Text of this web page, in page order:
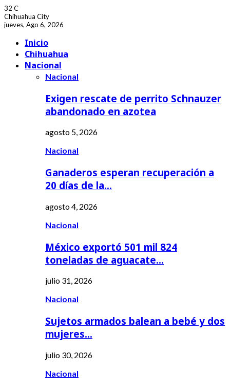
32 C
Chihuahua City
jueves, Ago 6, 2026
Inicio
Chihuahua
Nacional
Nacional
Exigen rescate de perrito Schnauzer
abandonado en azotea
agosto 5, 2026
Nacional
Ganaderos esperan recuperación a
20 días de la…
agosto 4, 2026
Nacional
México exportó 501 mil 824
toneladas de aguacate…
julio 31, 2026
Nacional
Sujetos armados balean a bebé y dos
mujeres…
julio 30, 2026
Nacional